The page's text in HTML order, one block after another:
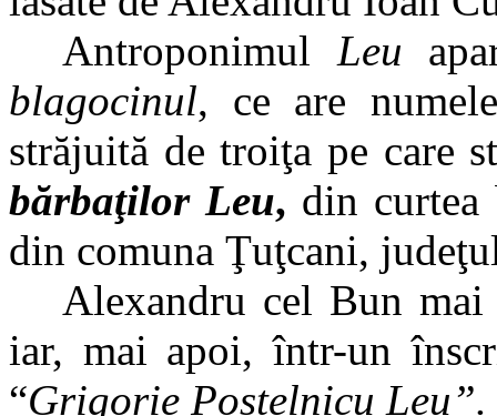
Antroponimul Leu
blagocinul, ce are
străjuită de troiţa pe care
bărbaţilor Leu, din
din comuna Ţuţcani,
Alexandru cel Bun mai
iar, mai apoi, într-un
“Grigorie Postelnicu Leu”.